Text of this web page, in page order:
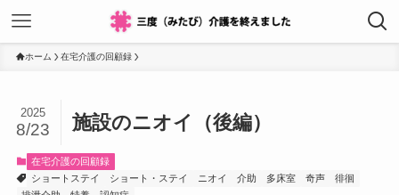
ホーム 在宅介護の回顧録
施設のニオイ（後編）
2025
8/23
在宅介護の回顧録
ショートステイ
ショート・ステイ ニオイ 介助 多床室 奇声
徘徊